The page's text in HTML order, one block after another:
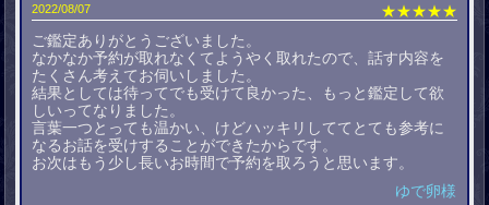
2022/08/07
★★★★★
ご鑑定ありがとうございました。
なかなか予約が取れなくてようやく取れたので、話す内容を
たくさん考えてお伺いしました。
結果としては待ってでも受けて良かった、もっと鑑定して欲
しいってなりました。
言葉一つとっても温かい、けどハッキリしててとても参考に
なるお話を受けすることができたからです。
お次はもう少し長いお時間で予約を取ろうと思います。
ゆで卵様